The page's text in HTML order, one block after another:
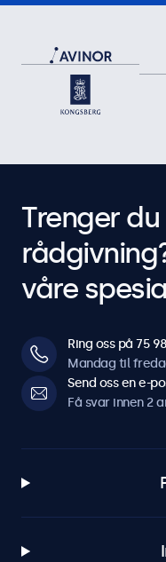
Trenger
våre
Ring oss på 75
Mandag til
Send oss en e-
Få svar innen 2